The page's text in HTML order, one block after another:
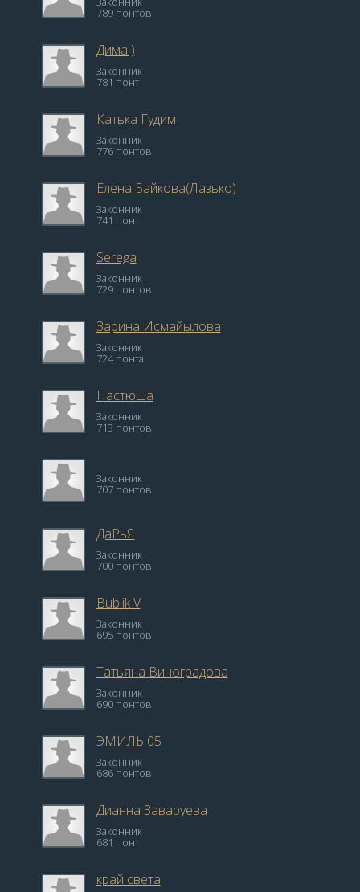
789 понтов
Дима )
Законник
781 понт
Катька Гудим
Законник
776 понтов
Елена Байкова(Лазько)
Законник
741 понт
Serega
Законник
729 понтов
Зарина Исмайылова
Законник
724 понта
Настюша
Законник
713 понтов
Законник
707 понтов
ДаРьЯ
Законник
700 понтов
Bublik V
Законник
695 понтов
Татьяна Виноградова
Законник
690 понтов
ЭМИЛЬ 05
Законник
686 понтов
Дианна Заваруева
Законник
681 понт
край света